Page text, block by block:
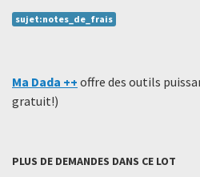
sujet:notes_de_frais
Ma Dada ++ offre des outils
gratuit!)
PLUS DE DEMANDES DANS CE LOT